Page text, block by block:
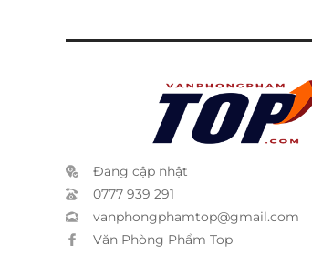
Đang cập nhật
0777 939 291
vanphongphamtop@gmail.com
Văn Phòng Phẩm Top